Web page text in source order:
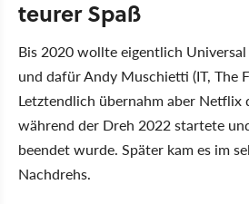
teurer Spaß
Bis 2020 wollte eigentlich
und dafür Andy Muschietti (IT, The
Letztendlich übernahm aber Netflix
während der Dreh 2022 startete
beendet wurde. Später kam es im
Nachdrehs.